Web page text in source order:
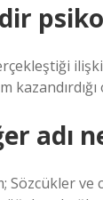
adı
Sözcükler